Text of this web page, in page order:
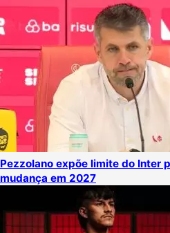
Pezzolano expõe limite do Inter
mudança em 2027